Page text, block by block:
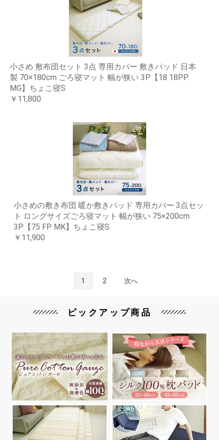
小さめ 敷布団セット 3点 専用カバー 敷きパッド 日本
製 70×180cm ごろ寝マット 幅が狭い 3P【18 18PP
MG】ちょこ寝S
￥11,800
小さめの敷き布団 暖か敷きパッド 専用カバー 3点セッ
ト ロングサイズごろ寝マット 幅が狭い 75×200cm
3P【75 FP MK】ちょこ寝S
￥11,900
1 2 次へ
ピックアップ商品